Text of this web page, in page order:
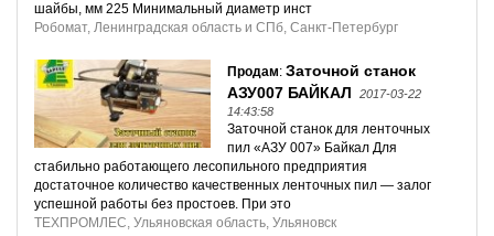
шайбы, мм 225 Минимальный диаметр инст
Робомат, Ленинградская область и СПб, Санкт-Петербург
Продам: Заточной станок
АЗУ007 БАЙКАЛ
2017-03-22
14:43:58
Заточной станок для ленточных
пил «АЗУ 007» Байкал Для
стабильно работающего лесопильного предприятия
достаточное количество качественных ленточных пил — залог
успешной работы без простоев. При это
ТЕХПРОМЛЕС, Ульяновская область, Ульяновск